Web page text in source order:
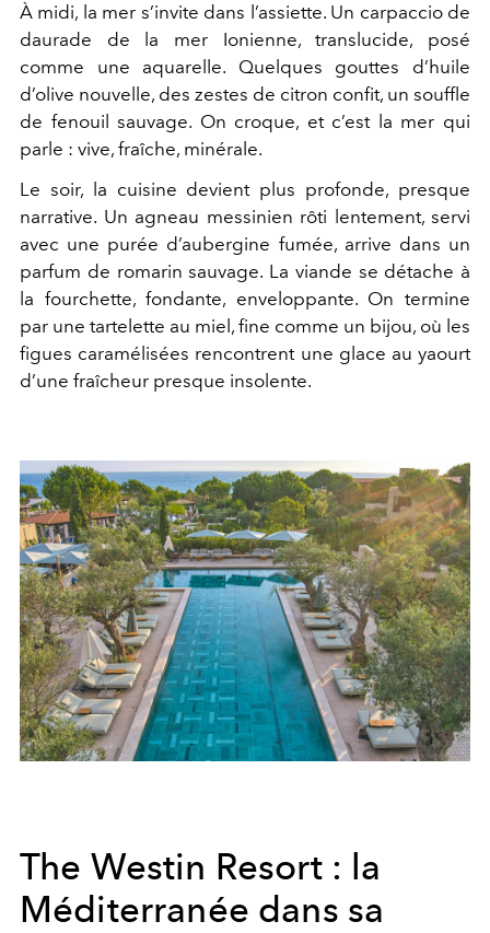
À midi, la mer s’invite dans l’assiette. Un carpaccio de
daurade de la mer Ionienne, translucide, posé
comme une aquarelle. Quelques gouttes d’huile
d’olive nouvelle, des zestes de citron confit, un souffle
de fenouil sauvage. On croque, et c’est la mer qui
parle : vive, fraîche, minérale.
Le soir, la cuisine devient plus profonde, presque
narrative. Un agneau messinien rôti lentement, servi
avec une purée d’aubergine fumée, arrive dans un
parfum de romarin sauvage. La viande se détache à
la fourchette, fondante, enveloppante. On termine
par une tartelette au miel, fine comme un bijou, où les
figues caramélisées rencontrent une glace au yaourt
d’une fraîcheur presque insolente.
The Westin Resort : la
Méditerranée dans sa